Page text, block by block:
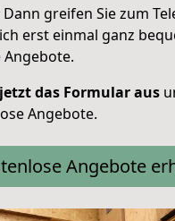
Dann greifen Sie zum
erst einmal ganz
das Formular aus
Angebote.
Angebote